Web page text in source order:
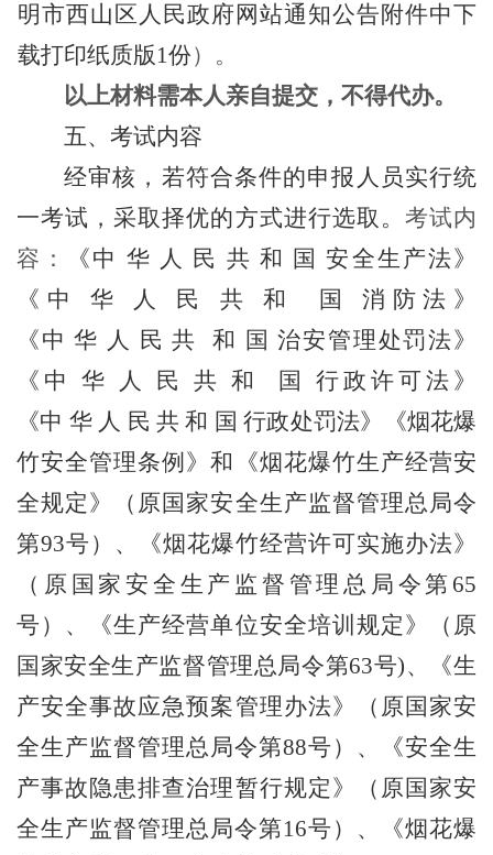
明市西山区 人民政府网站通知公告附件中下
载打印纸质版1份）。
以上材料需本人亲自提交，不得代办。
五、考试内容
经审核，若符合条件的申报人员实行统
一考试，采取择优的方式进行选取 。 考试内
容：
《中 华 人 民 共 和 国 安全生产法》
《中
华 人 民 共 和 国
消防法》
《中 华 人 民 共 和 国 治安管理处罚法》
《中
华 人 民 共 和 国
行政许可法》
《中 华 人 民 共 和 国 行政处罚法》《烟花爆
竹安全管理条例》和
《烟花爆竹生产经营安
全规定》（原国家安全生产监督管理总局令
第93号）、《烟花爆竹经营许可实施办法》
（原国家安全生产监督管理总局令第 65
号）、《生产经营单位安全培训规定》（原
国家安全生产监督管理总局令第63号)、《生
产安全事故应急预案管理办法》（原国家安
全生产监督管理总局令第88号）、《安全生
产事故隐患排查治理暂行规定》（原国家安
全生产监督管理总局令第16号）、《烟花爆